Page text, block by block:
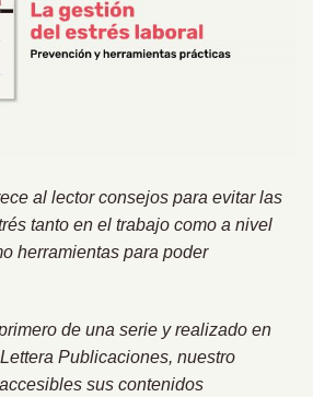
al lector consejos para evitar las
tanto en el trabajo como a nivel
herramientas para poder
de una serie y realizado en
Publicaciones, nuestro
sus contenidos